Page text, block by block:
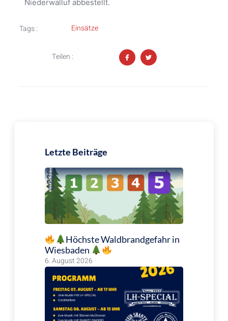
Niederwalluf abbestellt.
Tags : Einsätze
Teilen :
Letzte Beiträge
Höchste Waldbrandgefahr in
Wiesbaden
6. August 2026